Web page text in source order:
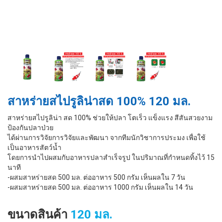
สาหร่ายสไปรูลิน่าสด 100% 120 มล.
สาหร่ายสไปรูลิน่า สด 100% ช่วยให้ปลา โตเร็ว แข็งแรง สีสันสวยงาม
ป้องกันปลาป่วย
ได้ผ่านการวิจัยการวิจัยและพัฒนา จากทีมนักวิชาการประมง เพื่อใช้
เป็นอาหารสัตว์น้ำ
โดยการนำไปผสมกับอาหารปลาสำเร็จรูป ในปริมาณที่กำหนดทิ้งไว้ 15
นาที
-ผสมสาหร่ายสด 500 มล. ต่ออาหาร 500 กรัม เห็นผลใน 7 วัน
-ผสมสาหร่ายสด 500 มล. ต่ออาหาร 1000 กรัม เห็นผลใน 14 วัน
ขนาดสินค้า 120 มล.